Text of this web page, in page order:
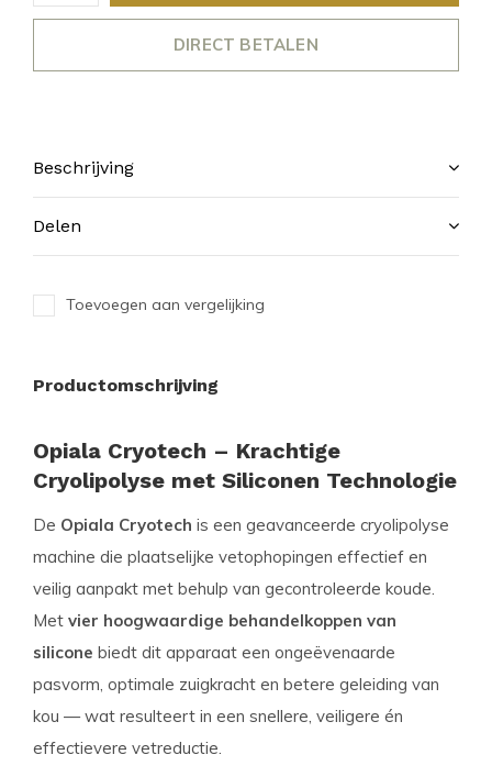
DIRECT BETALEN
Beschrijving
Delen
Toevoegen aan vergelijking
Productomschrijving
Opiala Cryotech – Krachtige
Cryolipolyse met Siliconen Technologie
De Opiala Cryotech is een geavanceerde cryolipolyse
machine die plaatselijke vetophopingen effectief en
veilig aanpakt met behulp van gecontroleerde koude.
Met vier hoogwaardige behandelkoppen van
silicone biedt dit apparaat een ongeëvenaarde
pasvorm, optimale zuigkracht en betere geleiding van
kou — wat resulteert in een snellere, veiligere én
effectievere vetreductie.